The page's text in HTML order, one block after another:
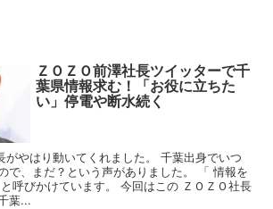
ＺＯＺＯ前澤社長ツイッターで千
葉県情報求む！「お役に立ちた
い」停電や断水続く
がやはり動いてくれました。 千葉出身でいつ
で、まだ？という声がありました。 「 情報を
呼びかけています。 今回はこの ＺＯＺＯ社長
葉...